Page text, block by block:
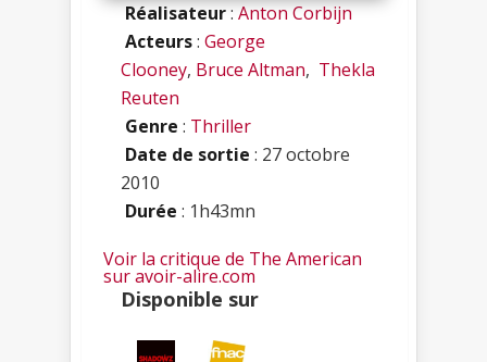
Réalisateur:Anton Corbijn
Acteurs: George
Clooney, Bruce Altman, Thekla
Reuten
Genre : Thriller
Date de sortie : 27 octobre
2010
Durée : 1h43mn
Voir la critique de The American
sur avoir-alire.com
Disponible sur